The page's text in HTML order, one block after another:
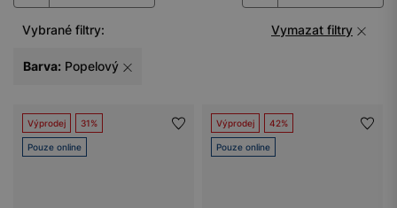
Vybrané filtry: Vymazat filtry
Barva: Popelový
Výprodej 31%
Pouze online
Výprodej 42%
Pouze online